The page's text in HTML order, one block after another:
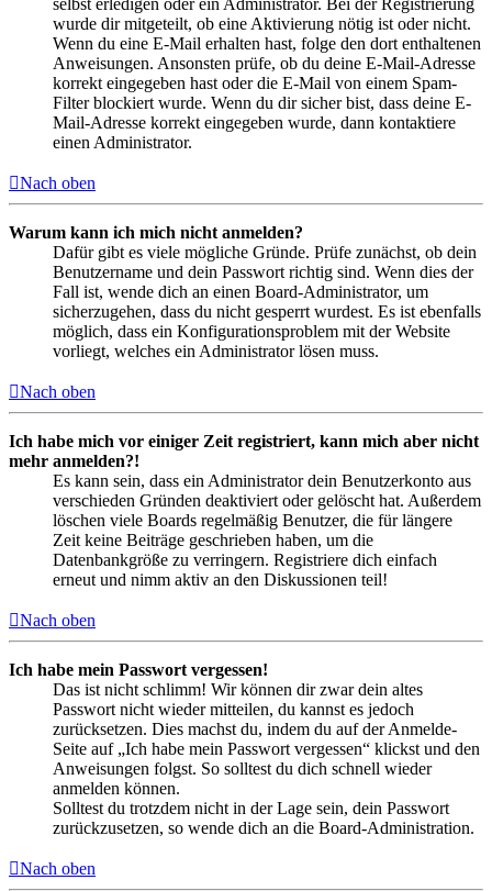
selbst erledigen oder ein Administrator. Bei der Registrierung
wurde dir mitgeteilt, ob eine Aktivierung nötig ist oder nicht.
Wenn du eine E-Mail erhalten hast, folge den dort enthaltenen
Anweisungen. Ansonsten prüfe, ob du deine E-Mail-Adresse
korrekt eingegeben hast oder die E-Mail von einem Spam-
Filter blockiert wurde. Wenn du dir sicher bist, dass deine E-
Mail-Adresse korrekt eingegeben wurde, dann kontaktiere
einen Administrator.
Nach oben
Warum kann ich mich nicht anmelden?
Dafür gibt es viele mögliche Gründe. Prüfe zunächst, ob dein
Benutzername und dein Passwort richtig sind. Wenn dies der
Fall ist, wende dich an einen Board-Administrator, um
sicherzugehen, dass du nicht gesperrt wurdest. Es ist ebenfalls
möglich, dass ein Konfigurationsproblem mit der Website
vorliegt, welches ein Administrator lösen muss.
Nach oben
Ich habe mich vor einiger Zeit registriert, kann mich aber nicht
mehr anmelden?!
Es kann sein, dass ein Administrator dein Benutzerkonto aus
verschieden Gründen deaktiviert oder gelöscht hat. Außerdem
löschen viele Boards regelmäßig Benutzer, die für längere
Zeit keine Beiträge geschrieben haben, um die
Datenbankgröße zu verringern. Registriere dich einfach
erneut und nimm aktiv an den Diskussionen teil!
Nach oben
Ich habe mein Passwort vergessen!
Das ist nicht schlimm! Wir können dir zwar dein altes
Passwort nicht wieder mitteilen, du kannst es jedoch
zurücksetzen. Dies machst du, indem du auf der Anmelde-
Seite auf „Ich habe mein Passwort vergessen“ klickst und den
Anweisungen folgst. So solltest du dich schnell wieder
anmelden können.
Solltest du trotzdem nicht in der Lage sein, dein Passwort
zurückzusetzen, so wende dich an die Board-Administration.
Nach oben